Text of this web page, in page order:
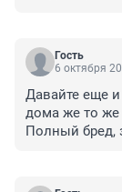
электронный
Читайте
предлагают
Гость
6 октября
Давайте еще
дома же то же
Полный бред,